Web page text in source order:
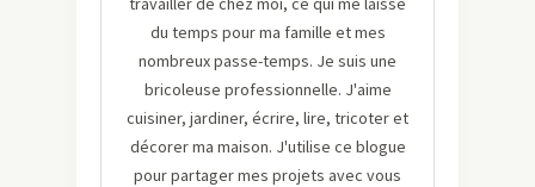
du temps pour ma famille et mes
nombreux passe-temps. Je suis une
bricoleuse professionnelle. J'aime
cuisiner, jardiner, écrire, lire, tricoter et
décorer ma maison. J'utilise ce blogue
pour partager mes projets avec vous